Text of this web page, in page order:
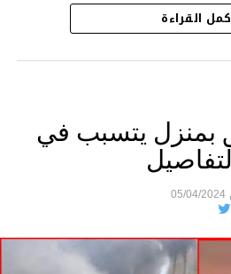
الأمن الوطني بحي
من محاصرة المشتبه به
على التحقيق في خصوص
القراءة
بمنزل يتسبب في
05/04/2024